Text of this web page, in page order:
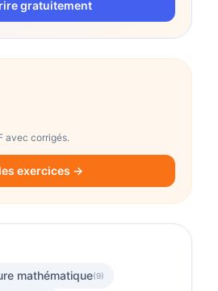
gratuitement
avec corrigés.
exercices →
mathématique(9)